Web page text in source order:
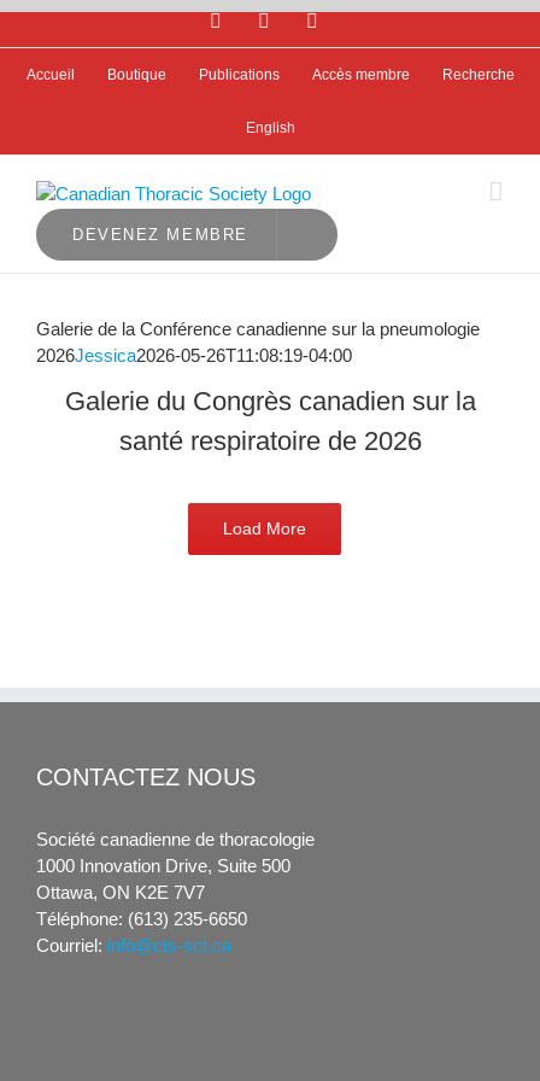
to
content
Facebook
Accueil Boutique Publications Accès membre Recherche
English
DEVENEZ MEMBRE
Galerie de la Conférence canadienne sur la pneumologie
2026Jessica2026-05-26T11:08:19-04:00
Galerie du Congrès canadien sur la
santé respiratoire de 2026
Load More
CONTACTEZ NOUS
Société canadienne de thoracologie
1000 Innovation Drive, Suite 500
Ottawa, ON K2E 7V7
Téléphone: (613) 235-6650
Courriel: info@cts-sct.ca